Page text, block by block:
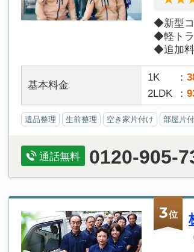
◆新型コ
◆軽トラ
◆追加
基本料金
1K
2LDK
遺品整理 生前整理 空き家片付け 部屋片
通話無料 0120-905-
3位